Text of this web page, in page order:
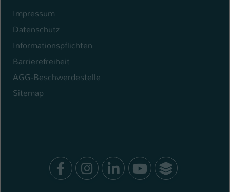
Impressum
Datenschutz
Informationspflichten
Barrierefreiheit
AGG-Beschwerdestelle
Sitemap
Facebook
Instagram
LinkedIn
Youtube